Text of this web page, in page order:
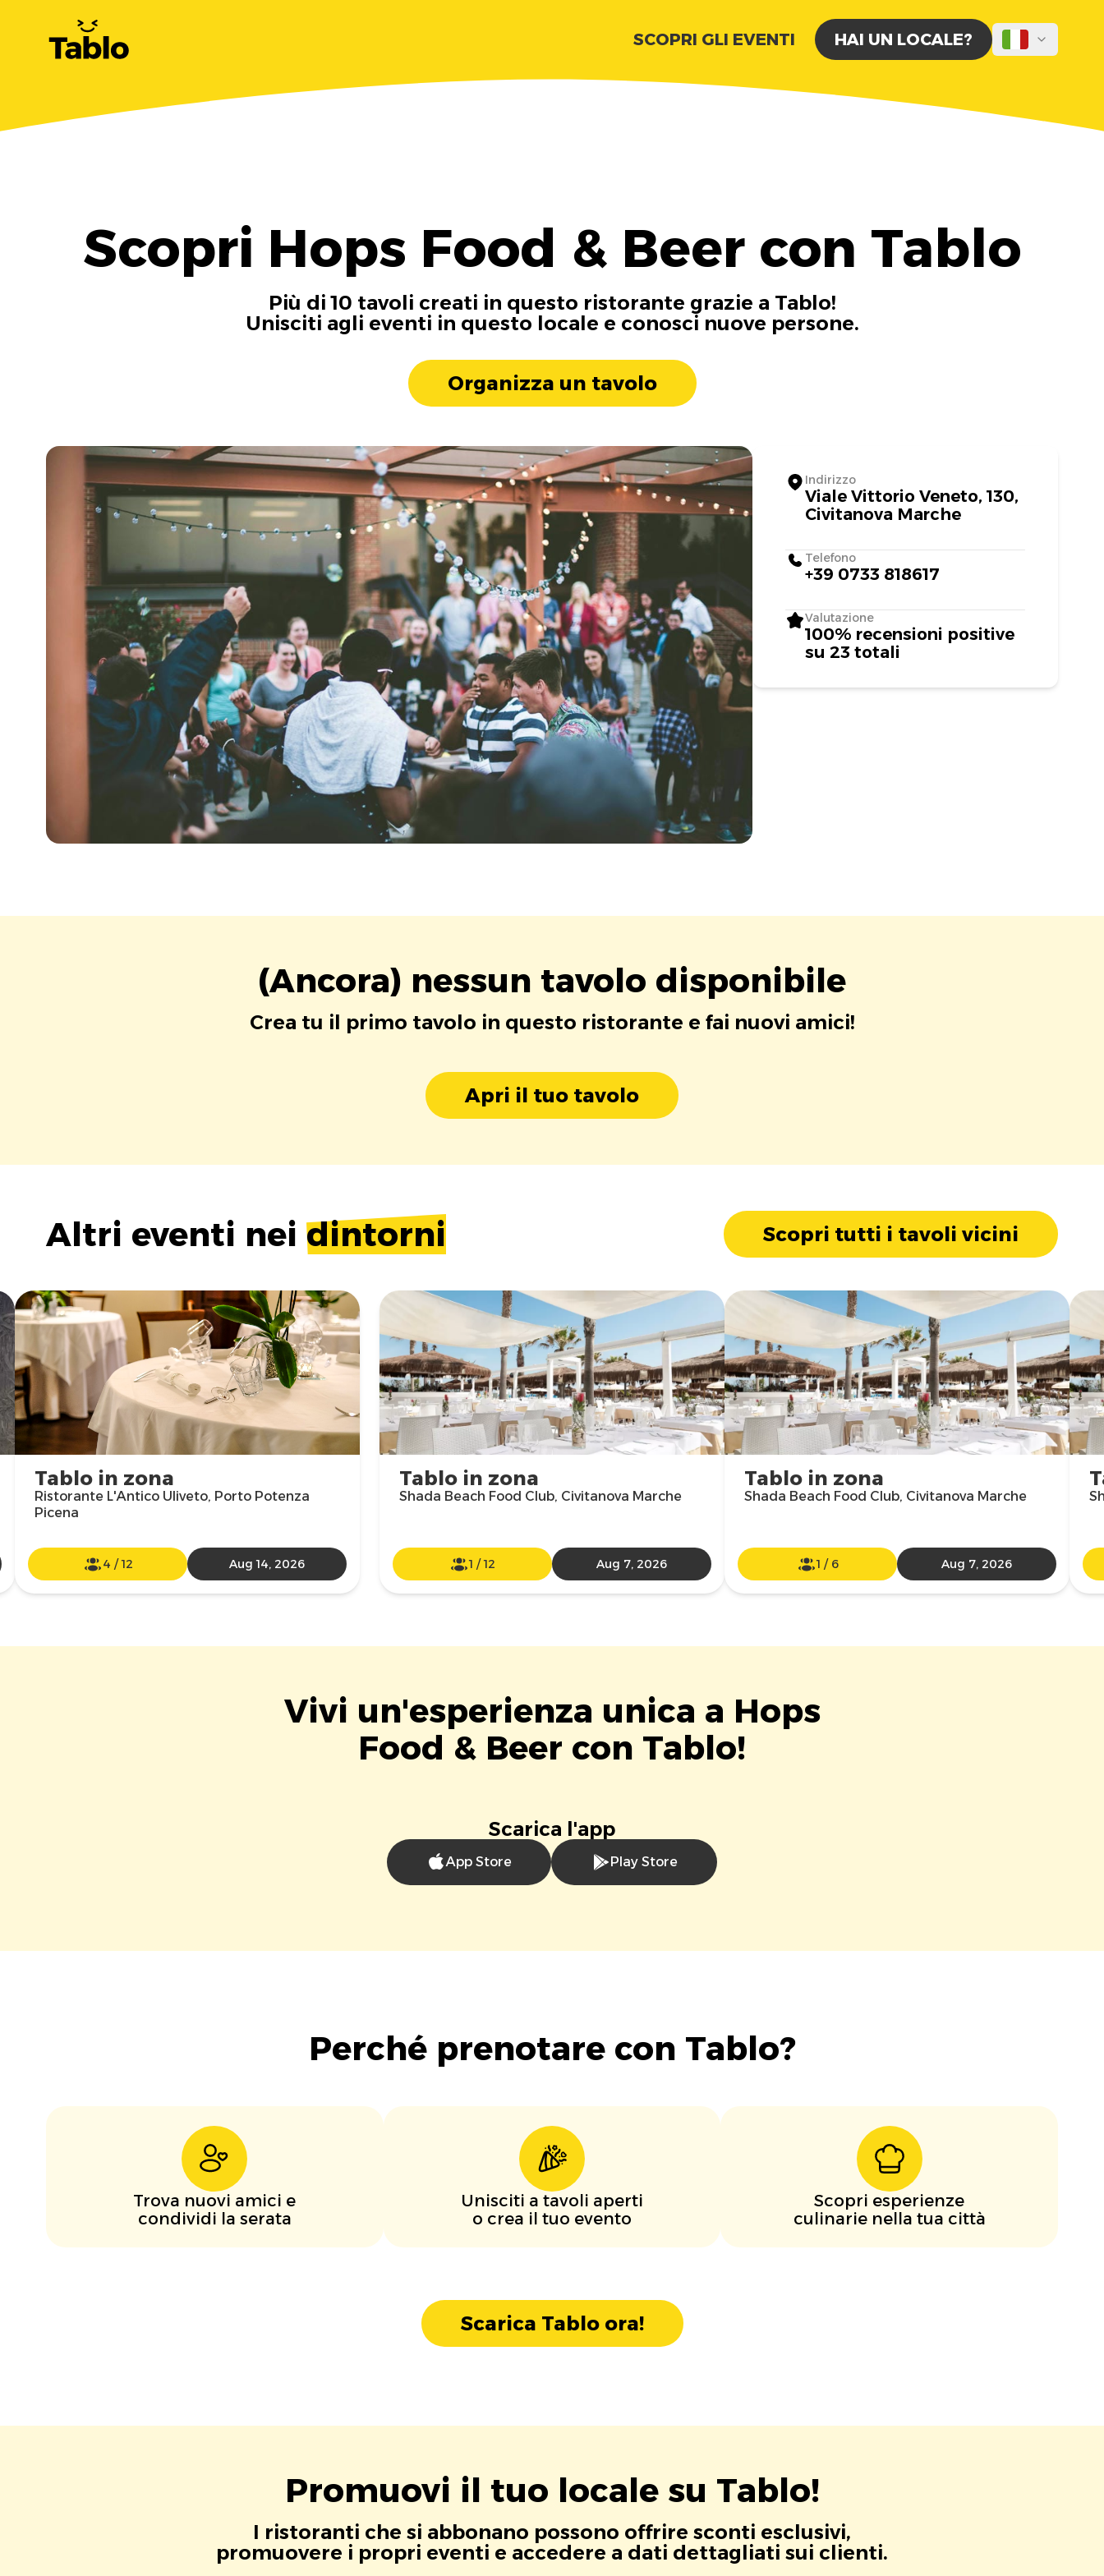
SCOPRI GLI EVENTI HAI UN LOCALE?
Scopri Hops Food & Beer con Tablo
Più di 10 tavoli creati in questo ristorante grazie a Tablo!
Unisciti agli eventi in questo locale e conosci nuove persone.
Organizza un tavolo
Indirizzo
Viale Vittorio Veneto, 130,
Civitanova Marche
Telefono
+39 0733 818617
Valutazione
100% recensioni positive
su 23 totali
(Ancora) nessun tavolo disponibile
Crea tu il primo tavolo in questo ristorante e fai nuovi amici!
Apri il tuo tavolo
Altri eventi nei dintorni Scopri tutti i tavoli vicini
Tablo in zona
Shada Beach Food Club, Civitanova Marche
1 /12 Aug 7, 2026
Tablo in zona
Shada Beach Food Club, Civitanova Marche
1 / 6 Aug 7, 2026
Tablo in zona
Ristorante L'Antico Uliveto, Porto Potenza
Picena
4 /12 Aug 14, 2026
Vivi un'esperienza unica a Hops
Food & Beer con Tablo!
Scarica l'app
App Store Play Store
Perché prenotare con Tablo?
Trova nuovi amici e
condividi la serata
Unisciti a tavoli aperti
o crea il tuo evento
Scopri esperienze
culinarie nella tua città
Scarica Tablo ora!
Promuovi il tuo locale su Tablo!
I ristoranti che si abbonano possono offrire sconti esclusivi,
promuovere i propri eventi e accedere a dati dettagliati sui clienti.